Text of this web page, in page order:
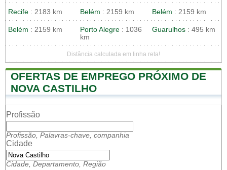
Recife : 2183 km Belém : 2159 km Belém : 2159 km
Belém : 2159 km Porto Alegre : 1036
km
Guarulhos : 495 km
Distância calculada em linha reta!
OFERTAS DE EMPREGO PRÓXIMO DE
NOVA CASTILHO
Profissão
Profissão, Palavras-chave, companhia
Cidade
Cidade, Departamento, Região